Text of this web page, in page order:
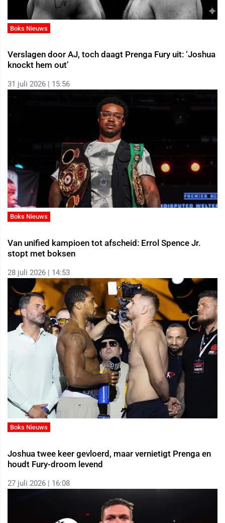
Boks Nieuws
Verslagen door AJ, toch daagt Prenga Fury uit: ‘Joshua
knockt hem out’
31 juli 2026 | 15:56
Boks Nieuws
Van unified kampioen tot afscheid: Errol Spence Jr.
stopt met boksen
28 juli 2026 | 14:53
Boks Nieuws
Joshua twee keer gevloerd, maar vernietigt Prenga en
houdt Fury-droom levend
27 juli 2026 | 16:08